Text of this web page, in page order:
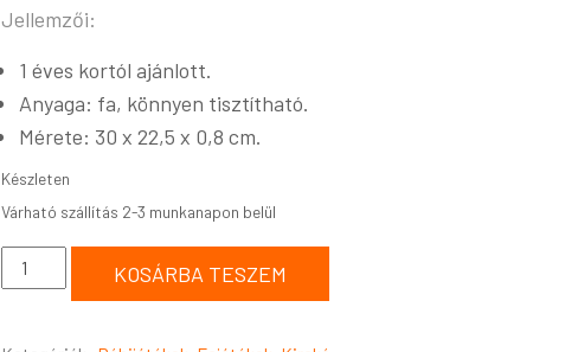
Jellemzői:
1 éves kortól ajánlott.
Anyaga: fa, könnyen tisztítható.
Mérete: 30 x 22,5 x 0,8 cm.
Készleten
KOSÁRBA TESZEM